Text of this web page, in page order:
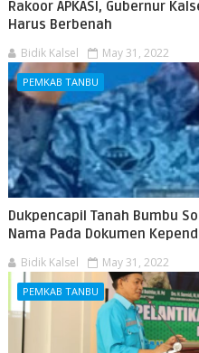
Rakoor APKASI, Gubernur
Harus Berbenah
Bidik Kalsel May 31, 2022
PEMKAB TANBU
Dukpencapil Tanah Bumbu
Nama Pada Dokumen
Bidik Kalsel May 31, 2022
PEMKAB TANBU